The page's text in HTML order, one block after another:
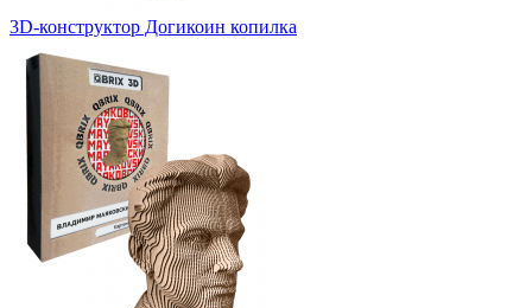
3D-конструктор Догикоин копилка